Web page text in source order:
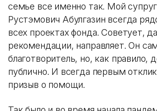
семье все именно так. Мой
Рустэмович Абулгазин всегда
всех проектах фонда. Советует,
рекомендации, направляет. Он
благотворитель, но, как правило,
публично. И всегда первым
призыв о помощи.